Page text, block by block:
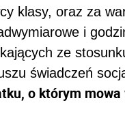
klasy, oraz za
i
ze
świadczeń
o którym